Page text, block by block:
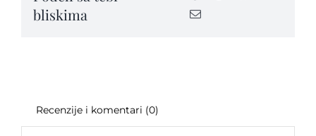
quantity
bliskima
Recenzije i komentari (0)